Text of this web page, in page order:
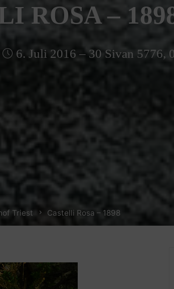
ROSA –
6. Juli 2016 – 30 Sivan 5776,
Triest Castelli Rosa – 1898